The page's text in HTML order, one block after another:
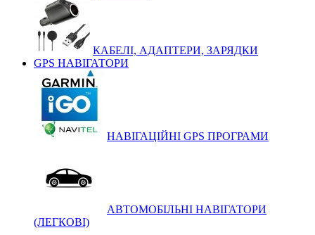
КАБЕЛІ, АДАПТЕРИ, ЗАРЯДКИ
GPS НАВІГАТОРИ
НАВІГАЦІЙНІ GPS ПРОГРАМИ
АВТОМОБІЛЬНІ НАВІГАТОРИ
(ЛЕГКОВІ)